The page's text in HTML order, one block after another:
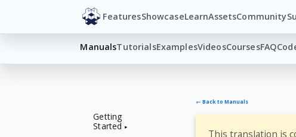
FeaturesShowcaseLearnAssetsCommunity
ManualsTutorialsExamplesVideosCoursesFAQ
Getting
Started
← Back to Manuals
This translation is